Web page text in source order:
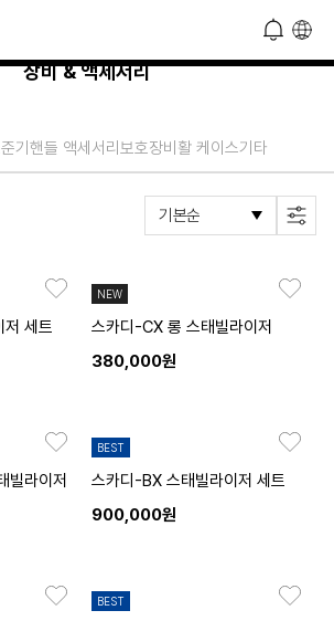
기!
장비 & 액세서리
기 핸들 액세서리 보호장비 활 케이스기타
세트
NEW
스카디-CX 롱 스태빌라이저
380,000원
빌라이저
BEST
스카디-BX 스태빌라이저 세트
900,000원
BEST